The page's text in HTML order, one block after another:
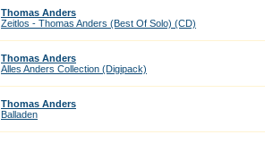
Thomas Anders
Zeitlos - Thomas Anders (Best Of Solo) (CD)
Thomas Anders
Alles Anders Collection (Digipack)
Thomas Anders
Balladen